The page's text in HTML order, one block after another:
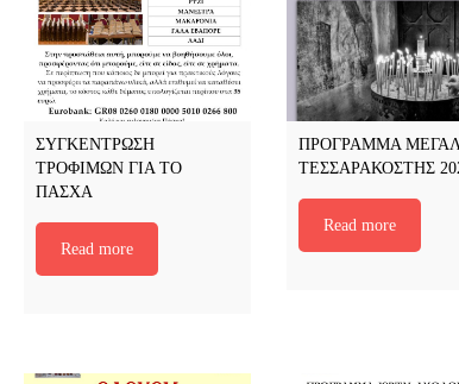
ΣΥΓΚΕΝΤΡΩΣΗ
ΤΡΟΦΙΜΩΝ ΓΙΑ ΤΟ
ΠΑΣΧΑ
Read more
ΠΡΟΓΡΑΜΜΑ
ΤΕΣΣΑΡΑΚΟΣΤΗΣ
Read more